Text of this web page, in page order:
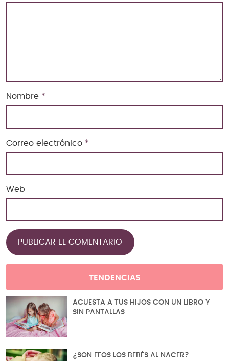
Nombre *
Correo electrónico *
Web
TENDENCIAS
ACUESTA A TUS HIJOS CON UN LIBRO Y
SIN PANTALLAS
¿SON FEOS LOS BEBÉS AL NACER?